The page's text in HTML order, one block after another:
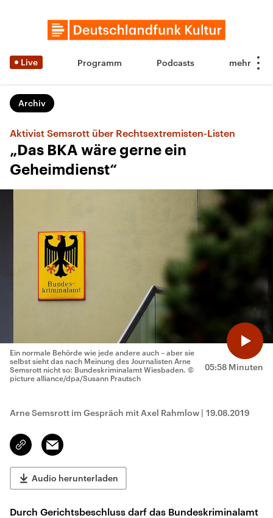
Live Programm Podcasts
Archiv
Aktivist Semsrott über Rechtsextremisten-Listen
„Das BKA wäre gerne ein
Geheimdienst“
05:58 Minuten
Ein normale Behörde wie jede andere auch – aber sie
selbst sieht das nach Meinung des Journalisten Arne
Semsrott nicht so: Bundeskriminalamt Wiesbaden. ©
picture alliance/dpa/Susann Prautsch
Arne Semsrott im Gespräch mit Axel Rahmlow | 19.08.2019
Link
kopieren/teilen
Email
Audio herunterladen
Durch Gerichtsbeschluss darf das Bundeskriminalamt